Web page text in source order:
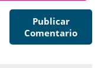
Publicar
Comentario